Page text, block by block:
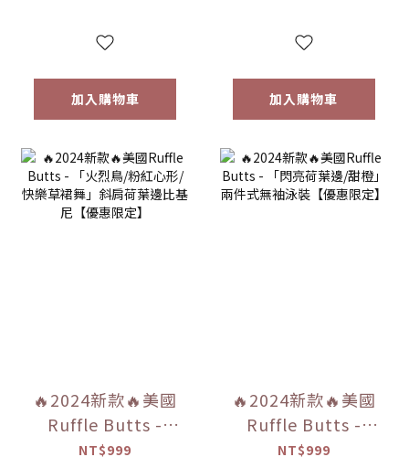
色【優惠限定】
加入購物車
袖防曬衣2件套【優
加入購物車
🔥2024新款🔥美國
Ruffle Butts -
「火烈鳥/粉紅心形/
NT$999
🔥2024新款🔥美國
Ruffle Butts -
「閃亮荷葉邊/甜
NT$999